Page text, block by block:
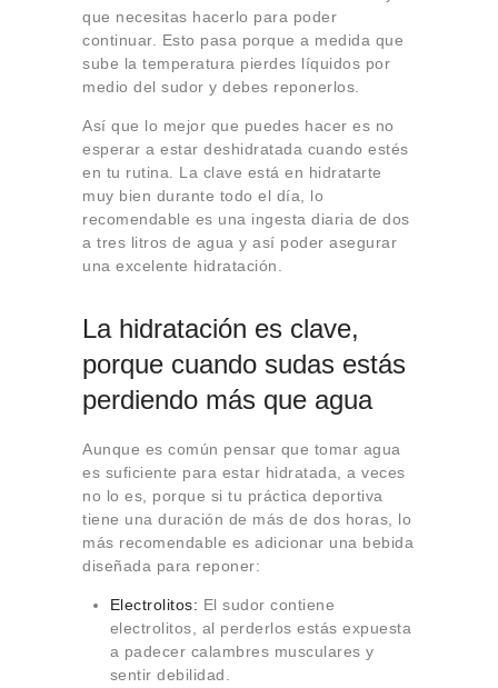
que necesitas hacerlo para poder
continuar. Esto pasa porque a medida que
sube la temperatura pierdes líquidos por
medio del sudor y debes reponerlos.
Así que lo mejor que puedes hacer es no
esperar a estar deshidratada cuando estés
en tu rutina. La clave está en hidratarte
muy bien durante todo el día, lo
recomendable es una ingesta diaria de dos
a tres litros de agua y así poder asegurar
una excelente hidratación.
La hidratación es clave,
porque cuando sudas estás
perdiendo más que agua
Aunque es común pensar que tomar agua
es suficiente para estar hidratada, a veces
no lo es, porque si tu práctica deportiva
tiene una duración de más de dos horas, lo
más recomendable es adicionar una bebida
diseñada para reponer:
Electrolitos: El sudor contiene
electrolitos, al perderlos estás expuesta
a padecer calambres musculares y
sentir debilidad.